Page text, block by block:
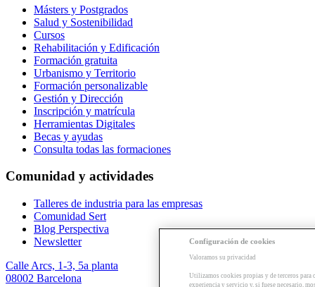
Másters y Postgrados
Salud y Sostenibilidad
Cursos
Rehabilitación y Edificación
Formación gratuita
Urbanismo y Territorio
Formación personalizable
Gestión y Dirección
Inscripción y matrícula
Herramientas Digitales
Becas y ayudas
Consulta todas las formaciones
Comunidad y actividades
Talleres de industria para las empresas
Comunidad Sert
Blog Perspectiva
Newsletter
Calle Arcs, 1-3, 5a planta
08002 Barcelona
Configuración de cookies
Valoramos su privacidad
Utilizamos cookies propias y de terceros para
experiencia y servicio y, si fuese necesario,